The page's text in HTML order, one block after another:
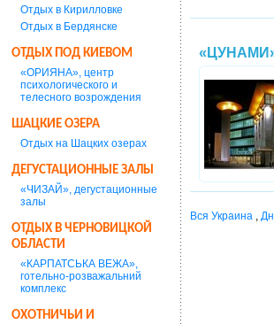
Отдых в Кирилловке
Отдых в Бердянске
ОТДЫХ ПОД КИЕВОМ
«ОРИЯНА», центр
психологического и
телесного возрождения
ШАЦКИЕ ОЗЕРА
Отдых на Шацких озерах
ДЕГУСТАЦИОННЫЕ ЗАЛЫ
«ЧИЗАЙ», дегустационные
залы
ОТДЫХ В ЧЕРНОВИЦКОЙ
ОБЛАСТИ
«КАРПАТСЬКА ВЕЖА»,
готельно-розважальний
комплекс
ОХОТНИЧЬИ И
Вся Украина ,